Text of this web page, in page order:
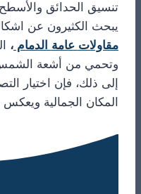
تنسيق الحدائق
يبحث الكثيرون عن
مقاولات عامة الدمام ،
وتحمي من أشعة الشمس
إلى ذلك، فإن اختيار
المكان الجمالية